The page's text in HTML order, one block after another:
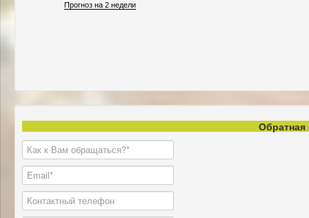
Прогноз на 2 недели
Обратная